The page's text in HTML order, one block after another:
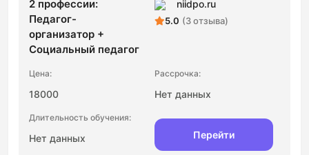
2 профессии:
Педагог-
организатор +
Социальный педагог
niidpo.ru
5.0 (3 отзыва)
18000 Нет данных
Нет данных Перейти